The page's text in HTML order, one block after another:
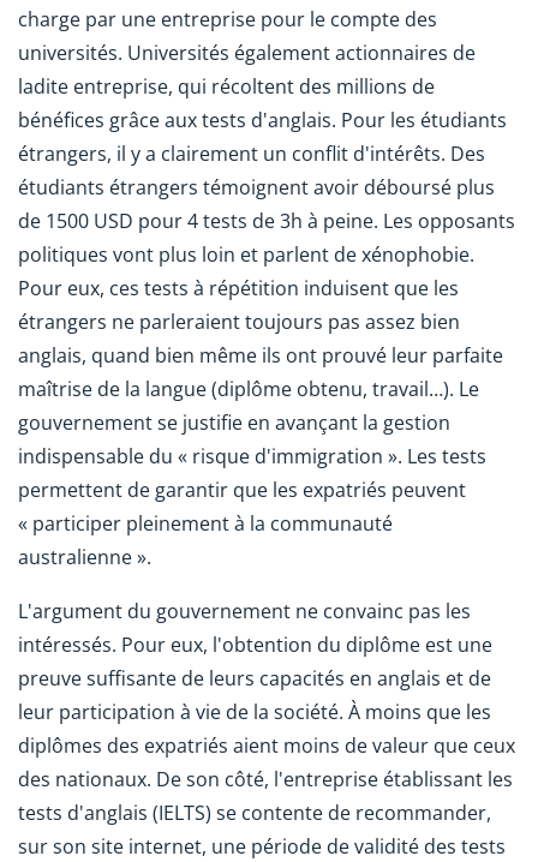
charge par une entreprise pour le compte des
universités. Universités également actionnaires de
ladite entreprise, qui récoltent des millions de
bénéfices grâce aux tests d'anglais. Pour les étudiants
étrangers, il y a clairement un conflit d'intérêts. Des
étudiants étrangers témoignent avoir déboursé plus
de 1500 USD pour 4 tests de 3h à peine. Les opposants
politiques vont plus loin et parlent de xénophobie.
Pour eux, ces tests à répétition induisent que les
étrangers ne parleraient toujours pas assez bien
anglais, quand bien même ils ont prouvé leur parfaite
maîtrise de la langue (diplôme obtenu, travail…). Le
gouvernement se justifie en avançant la gestion
indispensable du « risque d'immigration ». Les tests
permettent de garantir que les expatriés peuvent
« participer pleinement à la communauté
australienne ».
L'argument du gouvernement ne convainc pas les
intéressés. Pour eux, l'obtention du diplôme est une
preuve suffisante de leurs capacités en anglais et de
leur participation à vie de la société. À moins que les
diplômes des expatriés aient moins de valeur que ceux
des nationaux. De son côté, l'entreprise établissant les
tests d'anglais (IELTS) se contente de recommander,
sur son site internet, une période de validité des tests